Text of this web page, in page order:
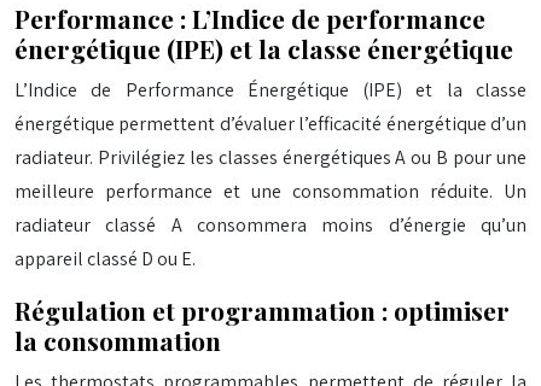
Performance : L’Indice de performance
énergétique (IPE) et la classe énergétique
L’Indice de Performance Énergétique (IPE) et la classe
énergétique permettent d’évaluer l’efficacité énergétique d’un
radiateur. Privilégiez les classes énergétiques A ou B pour une
meilleure performance et une consommation réduite. Un
radiateur classé A consommera moins d’énergie qu’un
appareil classé D ou E.
Régulation et programmation : optimiser
la consommation